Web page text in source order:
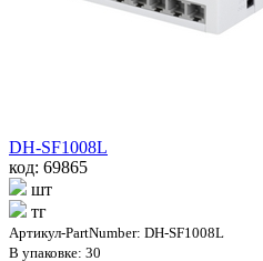
DH-SF1008L
код: 69865
шт
тг
Артикул-PartNumber: DH-SF1008L
В упаковке: 30